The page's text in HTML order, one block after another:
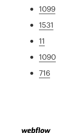
1099
1531
11
1090
716